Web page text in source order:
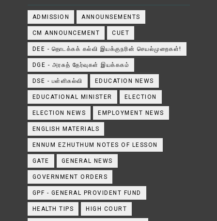
ADMISSION ANNOUNSEMENTS
CM ANNOUNCEMENT CUET
DEE - தொடக்கக் கல்வி இயக்குநரின் செயல்முறைகள்!
DGE - அரசுத் தேர்வுகள் இயக்ககம்
DSE - பள்ளிகல்வி EDUCATION NEWS
EDUCATIONAL MINISTER ELECTION
ELECTION NEWS EMPLOYMENT NEWS
ENGLISH MATERIALS
ENNUM EZHUTHUM NOTES OF LESSON
GATE GENERAL NEWS
GOVERNMENT ORDERS
GPF - GENERAL PROVIDENT FUND
HEALTH TIPS HIGH COURT